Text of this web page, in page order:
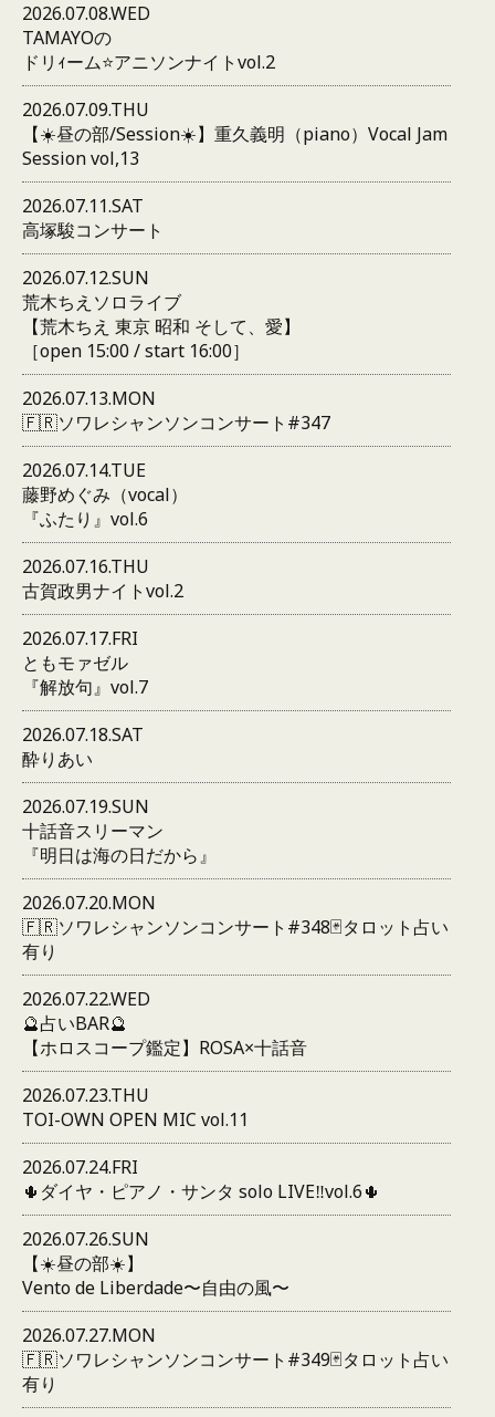
2026.07.08.WED
TAMAYOの
ドリｨーム⭐️アニソンナイトvol.2
2026.07.09.THU
【☀️昼の部/Session☀️】重久義明（piano）Vocal Jam
Session vol,13
2026.07.11.SAT
高塚駿コンサート
2026.07.12.SUN
荒木ちえソロライブ
【荒木ちえ 東京 昭和 そして、愛】
［open 15:00 / start 16:00］
2026.07.13.MON
🇫🇷ソワレシャンソンコンサート#347
2026.07.14.TUE
藤野めぐみ（vocal）
『ふたり』vol.6
2026.07.16.THU
古賀政男ナイトvol.2
2026.07.17.FRI
ともモァゼル
『解放句』vol.7
2026.07.18.SAT
酔りあい
2026.07.19.SUN
十話音スリーマン
『明日は海の日だから』
2026.07.20.MON
🇫🇷ソワレシャンソンコンサート#348🃏タロット占い
有り
2026.07.22.WED
🔮占いBAR🔮
【ホロスコープ鑑定】ROSA×十話音
2026.07.23.THU
TOI-OWN OPEN MIC vol.11
2026.07.24.FRI
🌵ダイヤ・ピアノ・サンタ solo LIVE‼️vol.6🌵
2026.07.26.SUN
【☀️昼の部☀️】
Vento de Liberdade〜自由の風〜
2026.07.27.MON
🇫🇷ソワレシャンソンコンサート#349🃏タロット占い
有り